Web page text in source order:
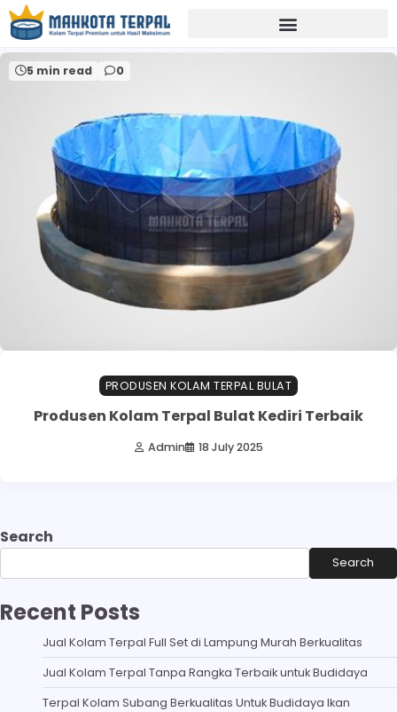
Home kolam terpal bulat Kediri
5 min read 0
PRODUSEN KOLAM TERPAL BULAT
Produsen Kolam Terpal Bulat Kediri Terbaik
Admin 18 July 2025
Search
Search
Recent Posts
Jual Kolam Terpal Full Set di Lampung Murah Berkualitas
Jual Kolam Terpal Tanpa Rangka Terbaik untuk Budidaya
Terpal Kolam Subang Berkualitas Untuk Budidaya Ikan